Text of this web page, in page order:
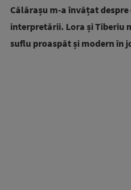
Călărașu m-a învățat
interpretării. Lora și Tiberiu
suflu proaspăt și modern în